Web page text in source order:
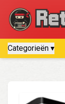
Categorieën ▾